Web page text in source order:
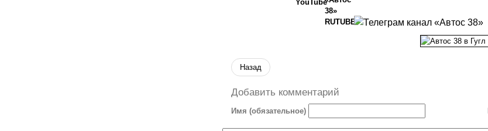
Назад
Добавить комментарий
Имя (обязательное)